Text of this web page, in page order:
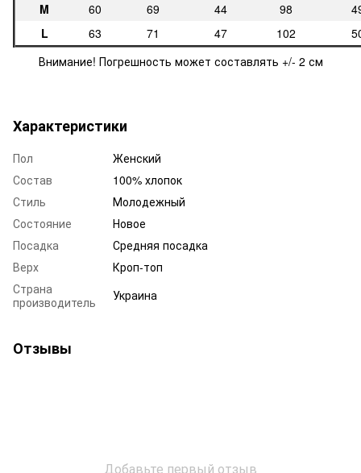
M
60 69 44 98
L
63 71 47 102
Внимание! Погрешность может составлять +/- 2 см
Характеристики
Пол
Женский
Состав
100% хлопок
Стиль
Молодежный
Состояние
Новое
Посадка
Средняя посадка
Верх
Кроп-топ
Страна
производитель
Украина
Отзывы
Добавьте первый отзыв